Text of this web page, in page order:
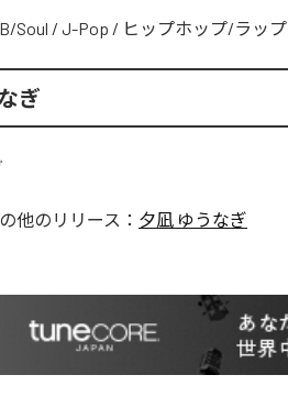
Soul / J-Pop / ヒップホップ/ラップ
ぎ
の他のリリース： 夕凪 ゆうなぎ